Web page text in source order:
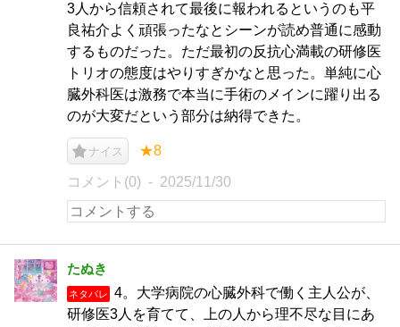
3人から信頼されて最後に報われるというのも平
良祐介よく頑張ったなとシーンが読め普通に感動
するものだった。ただ最初の反抗心満載の研修医
トリオの態度はやりすぎかなと思った。単純に心
臓外科医は激務で本当に手術のメインに躍り出る
のが大変だという部分は納得できた。
ナイス ★8
コメント(0) 2025/11/30
たぬき
ネタバレ
4。大学病院の心臓外科で働く主人公が、
研修医3人を育てて、上の人から理不尽な目にあ